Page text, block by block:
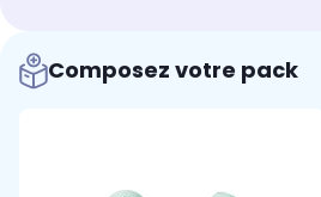
Composez votre pack